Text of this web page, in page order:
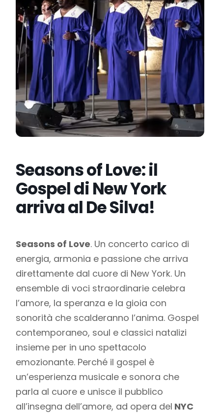
Seasons of Love: il
Gospel di New York
arriva al De Silva!
Seasons of Love. Un concerto carico di
energia, armonia e passione che arriva
direttamente dal cuore di New York. Un
ensemble di voci straordinarie celebra
l’amore, la speranza e la gioia con
sonorità che scalderanno l’anima. Gospel
contemporaneo, soul e classici natalizi
insieme per in uno spettacolo
emozionante. Perché il gospel è
un’esperienza musicale e sonora che
parla al cuore e unisce il pubblico
all’insegna dell’amore, ad opera del NYC